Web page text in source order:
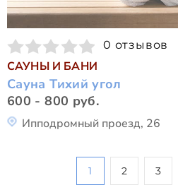
0 отзывов
САУНЫ И БАНИ
Сауна Тихий угол
600 - 800 руб.
Ипподромный проезд, 26
1 2 3